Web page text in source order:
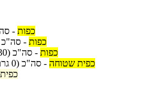
כפות -
כפות - סה"כ
כפות - סה"כ (30 גרם)
כפית שטוחה - סה"כ (0 גרם)
1/8 כפית